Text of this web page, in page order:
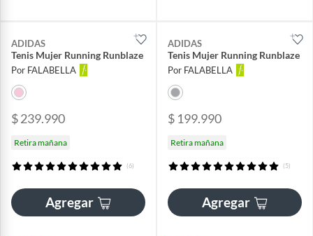
ADIDAS
Tenis Mujer Running Runblaze
Por FALABELLA
$ 239.990
Retira mañana
(6)
Agregar
ADIDAS
Tenis Mujer Running Runblaze
Por FALABELLA
$ 199.990
Retira mañana
(5)
Agregar